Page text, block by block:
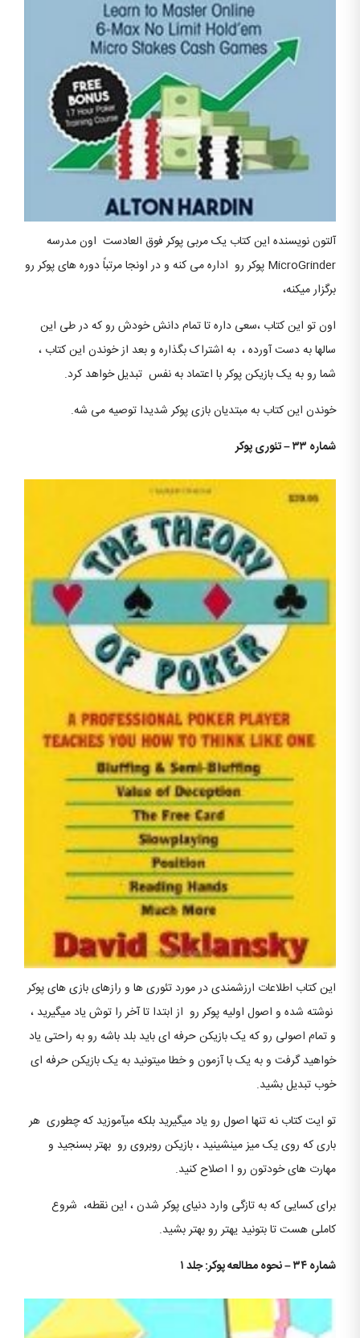
آلتون نویسنده این کتاب یک مربی پوکر فوق العادست اون مدرسه
MicroGrinder پوکر رو اداره می کنه و در اونجا مرتباً دوره های پوکر رو
برگزار میکنه،
اون تو این کتاب ،سعی داره تا تمام دانش خودش رو که در طی این
سالها به دست آورده ، به اشتراک بگذاره و بعد از خوندن این کتاب ،
شما رو به یک بازیکن پوکر با اعتماد به نفس تبدیل خواهد کرد.
خوندن این کتاب به مبتدیان بازی پوکر شدیدا توصیه می شه.
شماره ۳۳ – تئوری پوکر
این کتاب اطلاعات ارزشمندی در مورد تئوری ها و رازهای بازی های پوکر
نوشته شده و اصول اولیه پوکر رو از ابتدا تا آخر را توش یاد میگیرید ،
و تمام اصولی رو که یک بازیکن حرفه ای باید بلد باشه رو به راحتی یاد
خواهید گرفت و به یک با آزمون و خطا میتونید به یک بازیکن حرفه ای
خوب تبدیل بشید.
تو ایت کتاب نه تنها اصول رو یاد میگیرید بلکه میآموزید که چطوری هر
باری که روی یک میز مینشینید ، بازیکن روبروی رو بهتر بسنجید و
مهارت های خودتون رو ا اصلاح کنید.
برای کسایی که به تازگی وارد دنیای پوکر شدن ، این نقطه، شروع
کاملی هست تا بتونید یهتر رو بهتر بشید.
شماره ۳۴ – نحوه مطالعه پوکر: جلد ۱